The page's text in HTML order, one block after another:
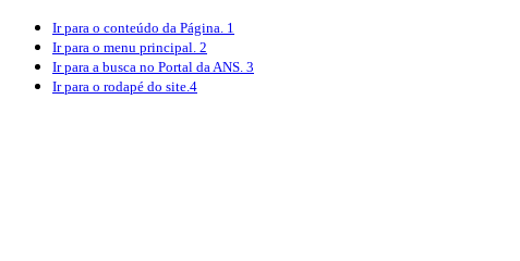
Ir para o conteúdo da Página. 1
Ir para o menu principal. 2
Ir para a busca no Portal da ANS. 3
Ir para o rodapé do site.4